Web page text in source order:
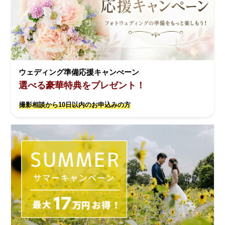
ウェディング準備応援キャンぺーン
選べる豪華特典をプレゼント！
撮影相談から10日以内のお申込みの方